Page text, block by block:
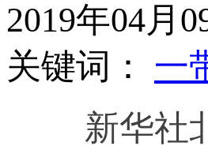
2019年04月
关键词： 一
新华社北